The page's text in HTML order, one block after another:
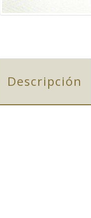
Descripción